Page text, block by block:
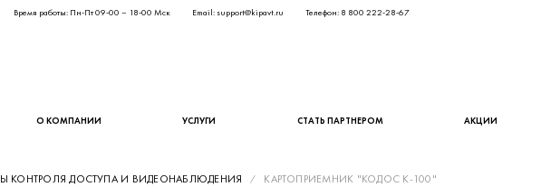
Время работы: Пн-Пт 09-00 – 18-00 Мск Email: support@kipavt.ru Телефон: 8 800 222-28-67
О КОМПАНИИ УСЛУГИ СТАТЬ ПАРТНЕРОМ АКЦИИ
КОНТРОЛЯ ДОСТУПА И ВИДЕОНАБЛЮДЕНИЯ КАРТОПРИЕМНИК "КОДОС К-100"